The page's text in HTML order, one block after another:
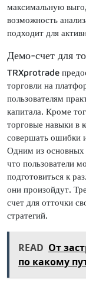
максимальную
возможность
подходит для
Демо-счет для
TRXprotrade
торговли на
пользователям
капитала. Кроме
торговые навыки в
совершать ошибки
Одним из основных
что пользователи
подготовиться к
они произойдут.
счет для отточки
стратегий.
READ От
по какому